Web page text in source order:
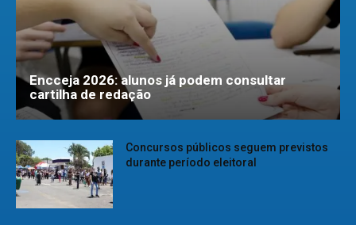
Encceja 2026: alunos já podem consultar
cartilha de redação
Concursos públicos seguem previstos
durante período eleitoral